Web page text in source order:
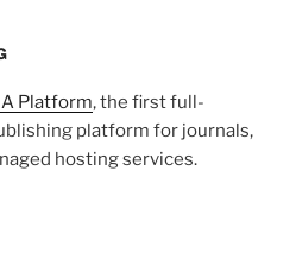
Platform, the first full-
platform for journals,
hosting services.